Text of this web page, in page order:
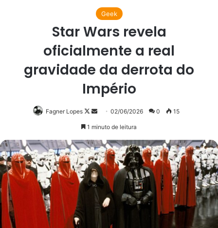
Geek
Star Wars revela
oficialmente a real
gravidade da derrota do
Império
Fagner Lopes
Follow
Mande
mail
02/06/2026 0 15
1 minuto de leitura